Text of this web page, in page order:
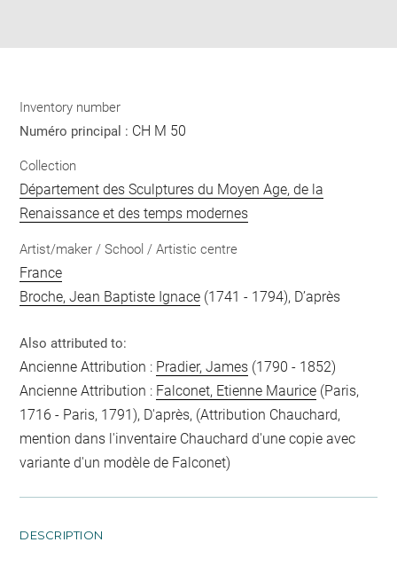
Inventory number
Numéro principal : CH M 50
Collection
Département des Sculptures du Moyen Age, de la
Renaissance et des temps modernes
Artist/maker / School / Artistic centre
France
Broche, Jean Baptiste Ignace (1741 - 1794), D’après
Also attributed to:
Ancienne Attribution : Pradier, James (1790 - 1852)
Ancienne Attribution : Falconet, Etienne Maurice (Paris,
1716 - Paris, 1791), D'après, (Attribution Chauchard,
mention dans l'inventaire Chauchard d'une copie avec
variante d'un modèle de Falconet)
DESCRIPTION